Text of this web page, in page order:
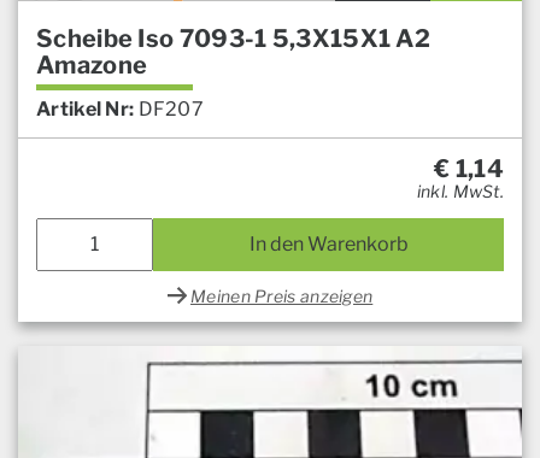
Scheibe Iso 7093-1 5,3X15X1 A2
Amazone
Artikel Nr: DF207
€ 1,14
inkl. MwSt.
In den Warenkorb
Meinen Preis anzeigen